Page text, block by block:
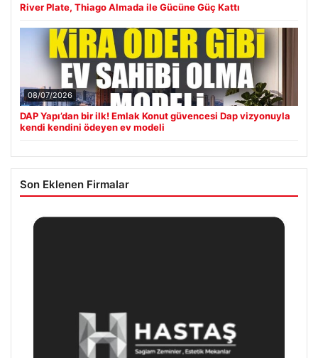
River Plate, Thiago Almada ile Gücüne Güç Kattı
08/07/2026
DAP Yapı’dan bir ilk! Emlak Konut güvencesi Dap vizyonuyla
kendi kendini ödeyen ev modeli
Son Eklenen Firmalar